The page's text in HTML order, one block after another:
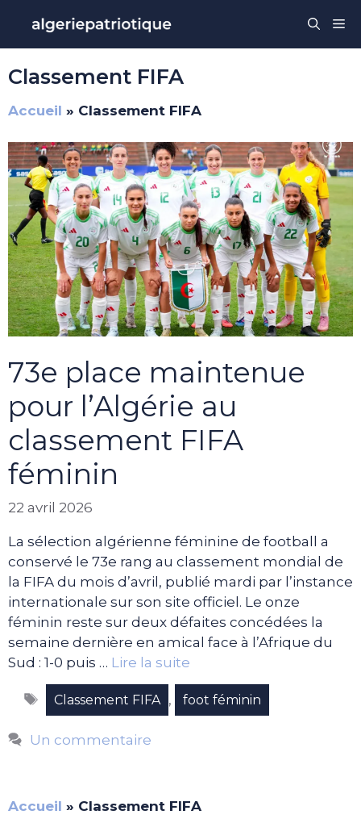
contenu
Classement FIFA
Accueil » Classement FIFA
73e place maintenue
pour l’Algérie au
classement FIFA
féminin
22 avril 2026
La sélection algérienne féminine de football a
conservé le 73e rang au classement mondial de
la FIFA du mois d’avril, publié mardi par l’instance
internationale sur son site officiel. Le onze
féminin reste sur deux défaites concédées la
semaine dernière en amical face à l’Afrique du
Sud : 1-0 puis … Lire la suite
Étiquettes
Classement FIFA , foot féminin
Un commentaire
Accueil » Classement FIFA